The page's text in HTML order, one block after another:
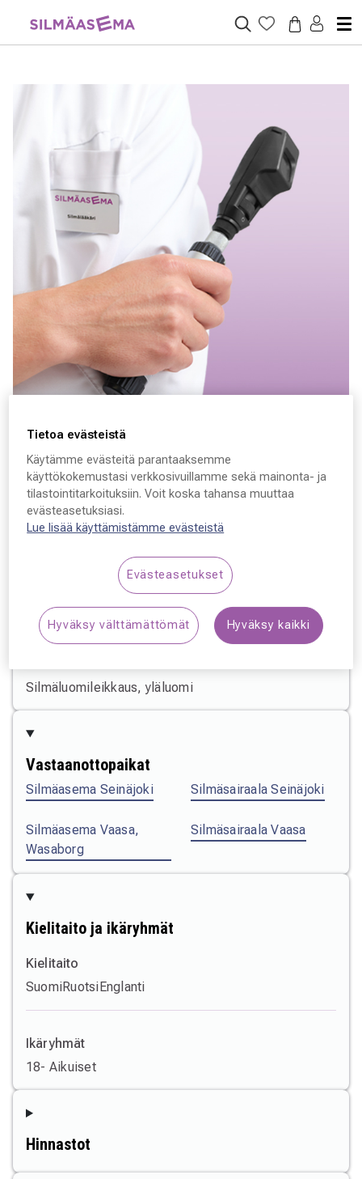
Varaa aika
Minna Ristiniemi
Plastiikkakirurgi
Erikoisosaaminen
Silmäluomileikkaus, yläluomi
Vastaanottopaikat
Silmäasema Seinäjoki Silmäsairaala Seinäjoki
Silmäasema Vaasa,
Wasaborg
Silmäsairaala Vaasa
Kielitaito ja ikäryhmät
Kielitaito
SuomiRuotsiEnglanti
Ikäryhmät
18- Aikuiset
Hinnastot
Tietoa evästeistä
Käytämme evästeitä parantaaksemme
käyttökokemustasi verkkosivuillamme sekä mainonta- ja
tilastointitarkoituksiin. Voit koska tahansa muuttaa
evästeasetuksiasi.
Lue lisää käyttämistämme evästeistä
Evästeasetukset
Hyväksy välttämättömät Hyväksy kaikki